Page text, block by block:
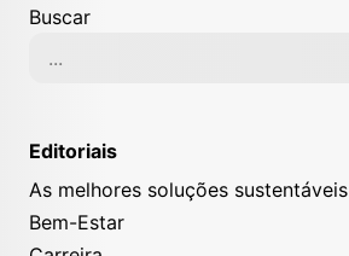
especiais
Buscar
Editoriais
As melhores soluções sustentáveis
Bem-Estar